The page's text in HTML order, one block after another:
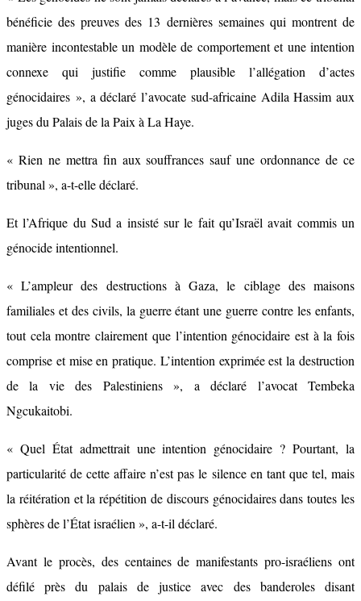
bénéficie des preuves des 13 dernières semaines qui montrent de
manière incontestable un modèle de comportement et une intention
connexe qui justifie comme plausible l’allégation d’actes
génocidaires », a déclaré l’avocate sud-africaine Adila Hassim aux
juges du Palais de la Paix à La Haye.
« Rien ne mettra fin aux souffrances sauf une ordonnance de ce
tribunal », a-t-elle déclaré.
Et l’Afrique du Sud a insisté sur le fait qu’Israël avait commis un
génocide intentionnel.
« L’ampleur des destructions à Gaza, le ciblage des maisons
familiales et des civils, la guerre étant une guerre contre les enfants,
tout cela montre clairement que l’intention génocidaire est à la fois
comprise et mise en pratique. L’intention exprimée est la destruction
de la vie des Palestiniens », a déclaré l’avocat Tembeka
Ngcukaitobi.
« Quel État admettrait une intention génocidaire ? Pourtant, la
particularité de cette affaire n’est pas le silence en tant que tel, mais
la réitération et la répétition de discours génocidaires dans toutes les
sphères de l’État israélien », a-t-il déclaré.
Avant le procès, des centaines de manifestants pro-israéliens ont
défilé près du palais de justice avec des banderoles disant